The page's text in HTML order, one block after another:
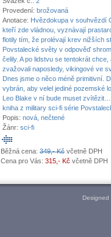
Provedení: brožovaná
Anotace: Hvězdokupa v souhvězdí
kteří zde vládnou, vyznávají
flotily tím, že prolévají krev nižších
Povstalecké světy v odpověď
čelily. A po lidstvu se tentokrát
zvažovali naposledy, vikingové ve
Dnes jsme o něco méně primitivní.
vybrán, aby velel jediné pozemské
Leo Blake v ní bude muset
kniha z military sci-fi série
Popis: nová, nečtené
Žánr: sci-fi
Běžná cena: 349,- Kč včetně DPH
Cena pro Vás: 315,- Kč včetně DPH